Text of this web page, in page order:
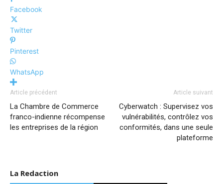
Facebook
Twitter
Pinterest
WhatsApp
Article précédent
La Chambre de Commerce
franco-indienne récompense
les entreprises de la région
Article suivant
Cyberwatch : Supervisez vos
vulnérabilités, contrôlez vos
conformités, dans une seule
plateforme
La Redaction